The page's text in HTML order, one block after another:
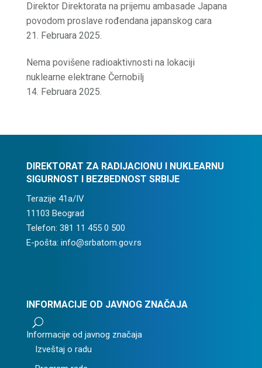
Direktor Direktorata na prijemu ambasade Japana
povodom proslave rođendana japanskog cara
21. Februara 2025.
Nema povišene radioaktivnosti na lokaciji
nuklearne elektrane Černobilj
14. Februara 2025.
DIREKTORAT ZA RADIJACIONU I NUKLEARNU
SIGURNOST I BEZBEDNOST SRBIJE
Terazije 41a/IV
11103 Beograd
Telefon: 381 11 455 0 500
E-pošta: info@srbatom.gov.rs
INFORMACIJE OD JAVNOG ZNAČAJA
U
Informacije od javnog značaja
Izveštaj o radu